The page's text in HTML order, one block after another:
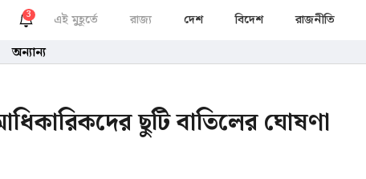
3 এই মুহূর্তে রাজ্য দেশ বিদেশ রাজনীতি
অন্যান্য
ছুটি বাতিলের ঘোষণা